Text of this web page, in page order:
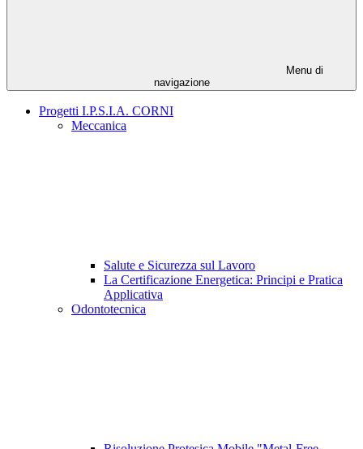
Menu di
navigazione
Progetti I.P.S.I.A. CORNI
Meccanica
Salute e Sicurezza sul Lavoro
La Certificazione Energetica: Principi e Pratica
Applicativa
Odontotecnica